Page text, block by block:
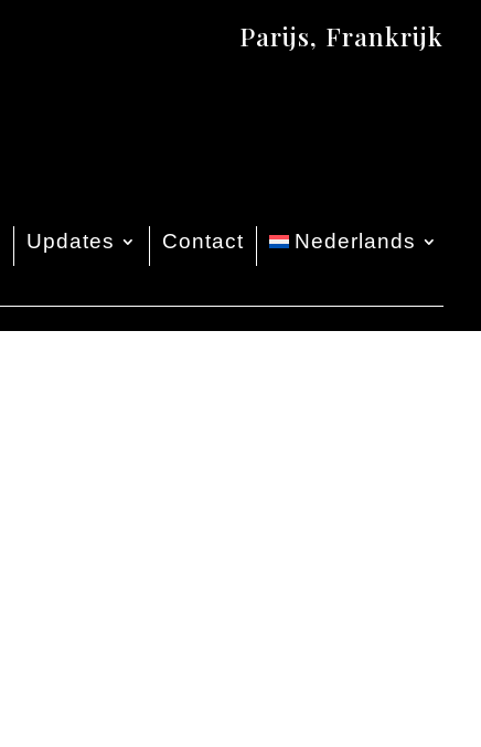
Parijs, Frankrijk
Updates Contact Nederlands